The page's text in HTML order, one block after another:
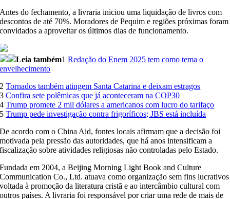
Antes do fechamento, a livraria iniciou uma liquidação de livros com
descontos de até 70%. Moradores de Pequim e regiões próximas foram
convidados a aproveitar os últimos dias de funcionamento.
Leia também1 Redação do Enem 2025 tem como tema o
envelhecimento
2 Tornados também atingem Santa Catarina e deixam estragos
3 Confira sete polêmicas que já aconteceram na COP30
4 Trump promete 2 mil dólares a americanos com lucro do tarifaço
5 Trump pede investigação contra frigoríficos; JBS está incluída
De acordo com o China Aid, fontes locais afirmam que a decisão foi
motivada pela pressão das autoridades, que há anos intensificam a
fiscalização sobre atividades religiosas não controladas pelo Estado.
Fundada em 2004, a Beijing Morning Light Book and Culture
Communication Co., Ltd. atuava como organização sem fins lucrativos
voltada à promoção da literatura cristã e ao intercâmbio cultural com
outros países. A livraria foi responsável por criar uma rede de mais de